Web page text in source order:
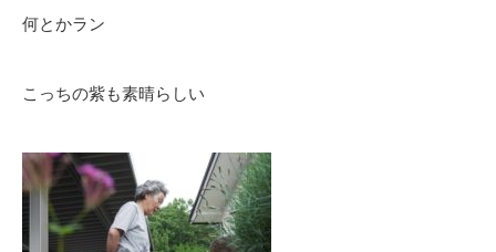
何とかラン
こっちの紫も素晴らしい